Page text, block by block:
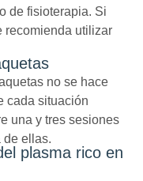
de fisioterapia. Si
recomienda utilizar
no se hace
cada situación
una y tres sesiones
de ellas.
plasma rico en